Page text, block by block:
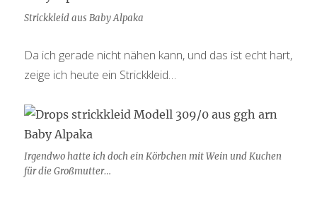
Strickkleid aus Baby Alpaka
Da ich gerade nicht nähen kann, und das ist echt hart,
zeige ich heute ein Strickkleid…
Irgendwo hatte ich doch ein Körbchen mit Wein und Kuchen
für die Großmutter…